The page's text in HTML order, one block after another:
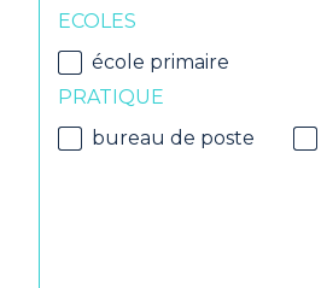
ECOLES
école primaire
PRATIQUE
bureau de poste